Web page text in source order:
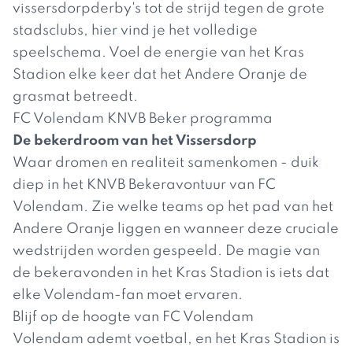
vissersdorpderby's tot de strijd tegen de grote
stadsclubs, hier vind je het volledige
speelschema. Voel de energie van het Kras
Stadion elke keer dat het Andere Oranje de
grasmat betreedt.
FC Volendam KNVB Beker programma
De bekerdroom van het Vissersdorp
Waar dromen en realiteit samenkomen - duik
diep in het KNVB Bekeravontuur van FC
Volendam. Zie welke teams op het pad van het
Andere Oranje liggen en wanneer deze cruciale
wedstrijden worden gespeeld. De magie van
de bekeravonden in het Kras Stadion is iets dat
elke Volendam-fan moet ervaren.
Blijf op de hoogte van FC Volendam
Volendam ademt voetbal, en het Kras Stadion is